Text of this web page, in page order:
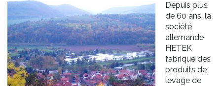
Depuis plus
de 60 ans, la
société
allemande
HETEK
fabrique des
produits de
levage de